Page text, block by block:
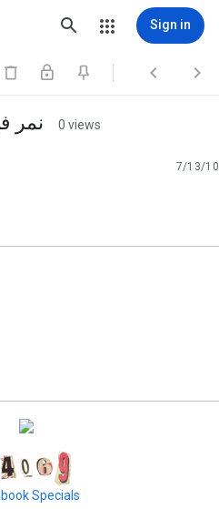
Sign in
  
نمر 0 views
7/13/10
Specials